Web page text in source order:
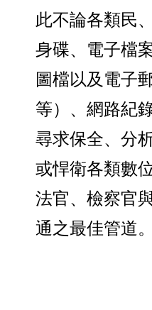
此不論各類民
身碟、電子檔
圖檔以及電子
等）、網路紀
尋求保全、分
或悍衛各類數
法官、檢察官
通之最佳管道。